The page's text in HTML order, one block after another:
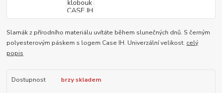
Slamák z přírodního materiálu uvítáte během slunečných dnů. S černým
polyesterovým páskem s logem Case IH. Univerzální velikost. celý
popis
Dostupnost brzy skladem